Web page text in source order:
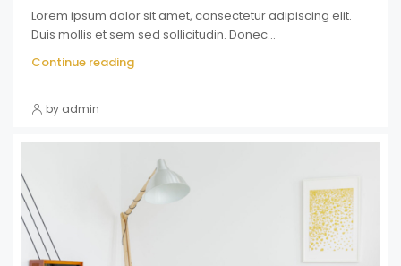
Lorem ipsum dolor sit amet, consectetur adipiscing elit.
Duis mollis et sem sed sollicitudin. Donec...
Continue reading
by admin